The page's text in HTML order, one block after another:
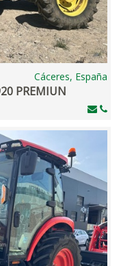
Cáceres, España
PREMIUN